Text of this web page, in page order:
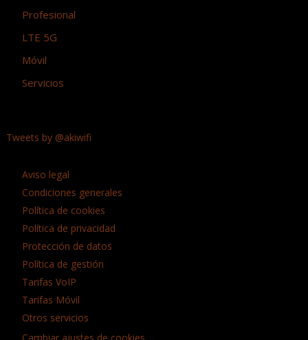
Profesional
LTE 5G
Móvil
Servicios
Tweets by @akiwifi
Aviso legal
Condiciones generales
Política de cookies
Política de privacidad
Protección de datos
Política de gestión
Tarifas VoIP
Tarifas Móvil
Otros servicios